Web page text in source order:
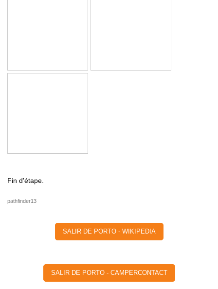
Fin d'étape.
pathfinder13
SALIR DE PORTO - WIKIPEDIA
SALIR DE PORTO - CAMPERCONTACT